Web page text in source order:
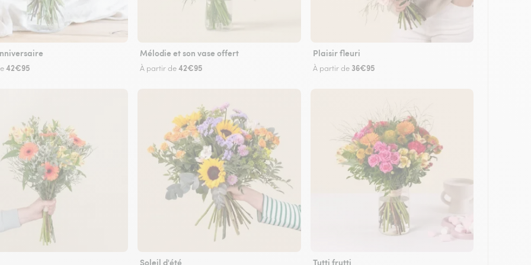
42€95
Mélodie et son vase offert
À partir de42€95
Plaisir fleuri
À partir de 36€95
Soleil d'été Tutti frutti